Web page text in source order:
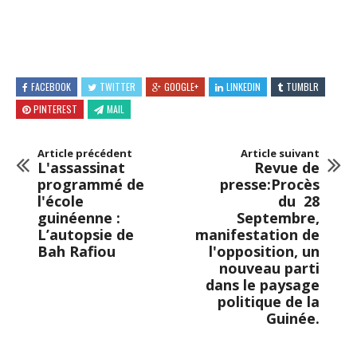
FACEBOOK TWITTER GOOGLE+ LINKEDIN
TUMBLR
PINTEREST
MAIL
Article précédent
L'assassinat
programmé de
l'école
guinéenne :
L’autopsie de
Bah Rafiou
Article suivant
Revue de
presse:Procès
du 28
Septembre,
manifestation de
l'opposition, un
nouveau parti
dans le paysage
politique de la
Guinée.